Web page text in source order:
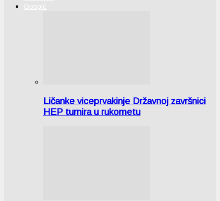
Gospić
Ličanke viceprvakinje Državnoj završnici
HEP turnira u rukometu